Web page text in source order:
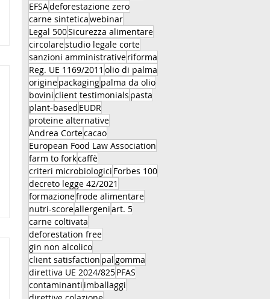
EFSAdeforestazione zero
carne sinteticawebinar
Legal 500Sicurezza alimentare
circolarestudio legale corte
sanzioni amministrativeriforma
Reg. UE 1169/2011 olio di palma
originepackagingpalma da olio
boviniclient testimonials pasta
plant-based EUDR
proteine alternative
Andrea Cortecacao
European Food Law Association
farm to forkcaffè
criteri microbiologici Forbes 100
decreto legge 42/2021
formazionefrode alimentare
nutri-scoreallergeniart. 5
carne coltivata
deforestation free
gin non alcolico
client satisfaction palgomma
direttiva UE 2024/825PFAS
contaminanti imballaggi